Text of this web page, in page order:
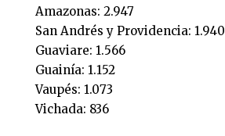
Amazonas: 2.947
San Andrés y Providencia: 1.940
Guaviare: 1.566
Guainía: 1.152
Vaupés: 1.073
Vichada: 836